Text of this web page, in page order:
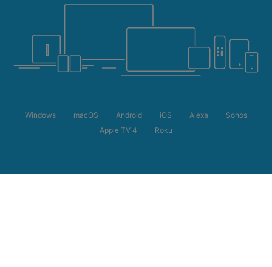
Windows macOS Android iOS Alexa
Sonos
Apple TV 4
Roku